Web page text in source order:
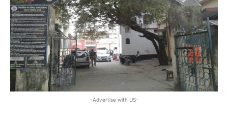
-Advertise with US-